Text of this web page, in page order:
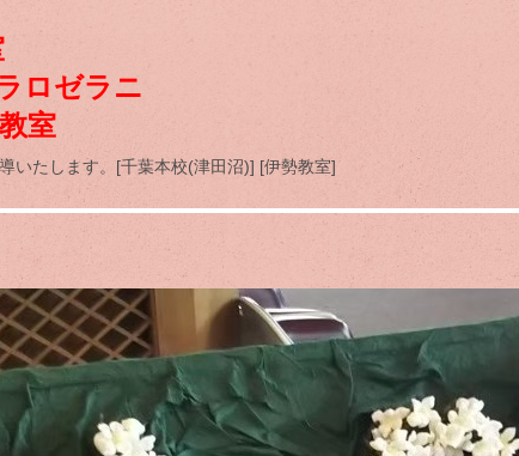
ロゼラニ
室
いたします。[千葉本校(津田沼)] [伊勢教室]